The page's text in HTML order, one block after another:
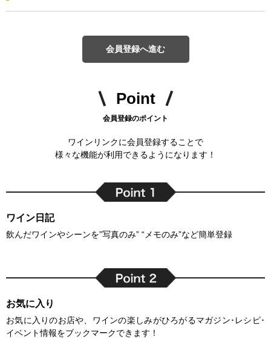
会員登録へ進む
Point
会員登録のポイント
ワインリンクに会員登録することで
様々な機能が利用できるようになります！
ワイン日記
飲んだワインやシーンを”写真のみ” “メモのみ”など簡単登録
お気に入り
お気に入りのお店や、ワインの楽しみがひろがるマガジン･レシピ･
イベント情報をブックマークできます！